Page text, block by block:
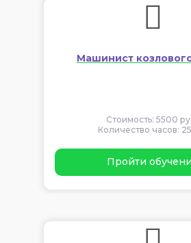
Машинист
Стоимость: 5500
Количество часов:
Пройти